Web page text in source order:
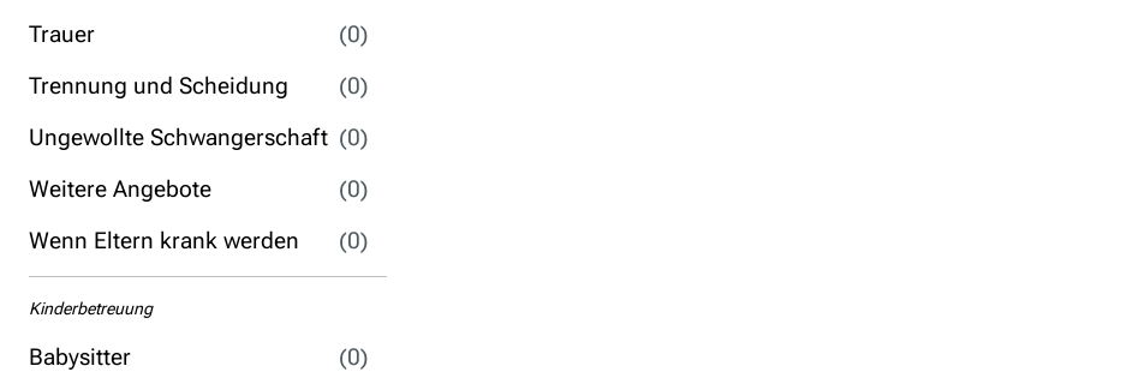
Trauer
(0)
Trennung und Scheidung
(0)
Ungewollte Schwangerschaft (0)
Weitere Angebote
(0)
Wenn Eltern krank werden
(0)
Kinderbetreuung
Babysitter (0)